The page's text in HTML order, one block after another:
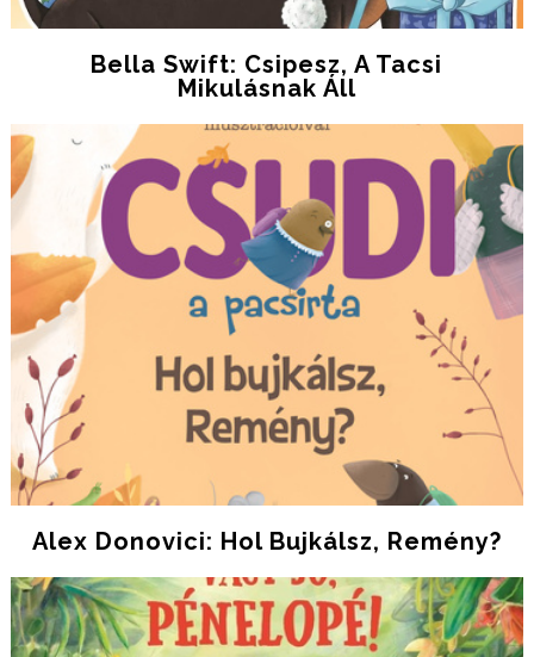
Bella Swift: Csipesz, A Tacsi
Mikulásnak Áll
Alex Donovici: Hol Bujkálsz, Remény?